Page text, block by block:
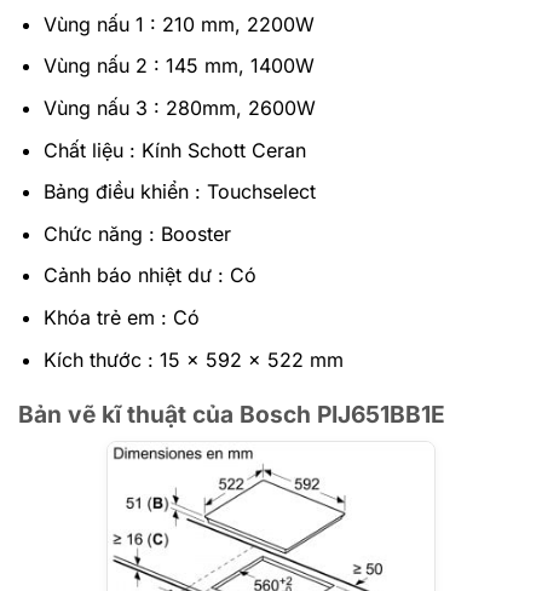
Vùng nấu 1 : 210 mm, 2200W
Vùng nấu 2 : 145 mm, 1400W
Vùng nấu 3 : 280mm, 2600W
Chất liệu : Kính Schott Ceran
Bảng điều khiển : Touchselect
Chức năng : Booster
Cảnh báo nhiệt dư : Có
Khóa trẻ em : Có
Kích thước : 15 x 592 x 522 mm
Bản vẽ kĩ thuật của Bosch PIJ651BB1E